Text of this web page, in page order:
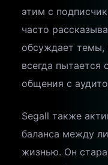
этим с
часто
обсуждает темы,
всегда пытается
общения с
Segall также
баланса между
жизнью. Он